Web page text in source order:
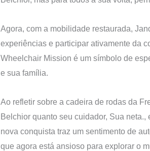
Agora, com a mobilidade restaurada,
experiências e participar ativamente da
Wheelchair Mission é um símbolo de
e sua família.
Ao refletir sobre a cadeira de rodas da
Belchior quanto seu cuidador, Sua
nova conquista traz um sentimento de
que agora está ansioso para explorar o